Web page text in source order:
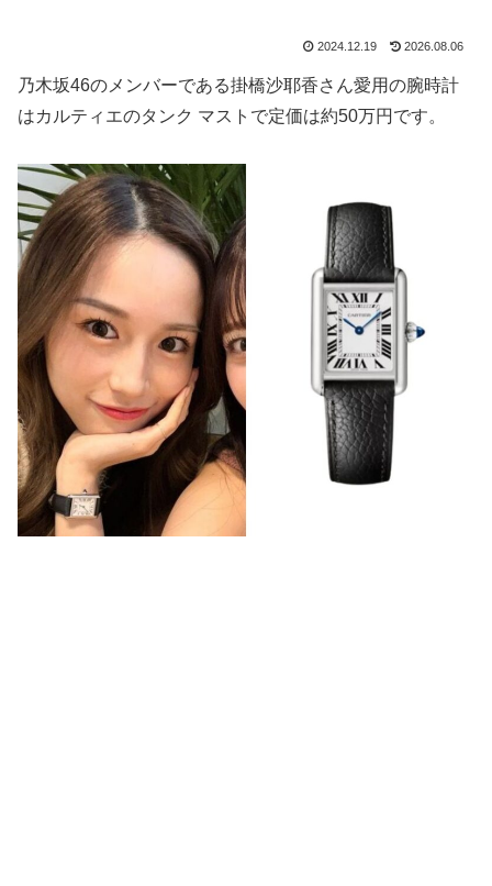
2024.12.19 2026.08.06
乃木坂46のメンバーである掛橋沙耶香さん愛用の腕時計
はカルティエのタンク マストで定価は約50万円です。